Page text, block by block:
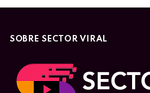
SOBRE SECTOR VIRAL